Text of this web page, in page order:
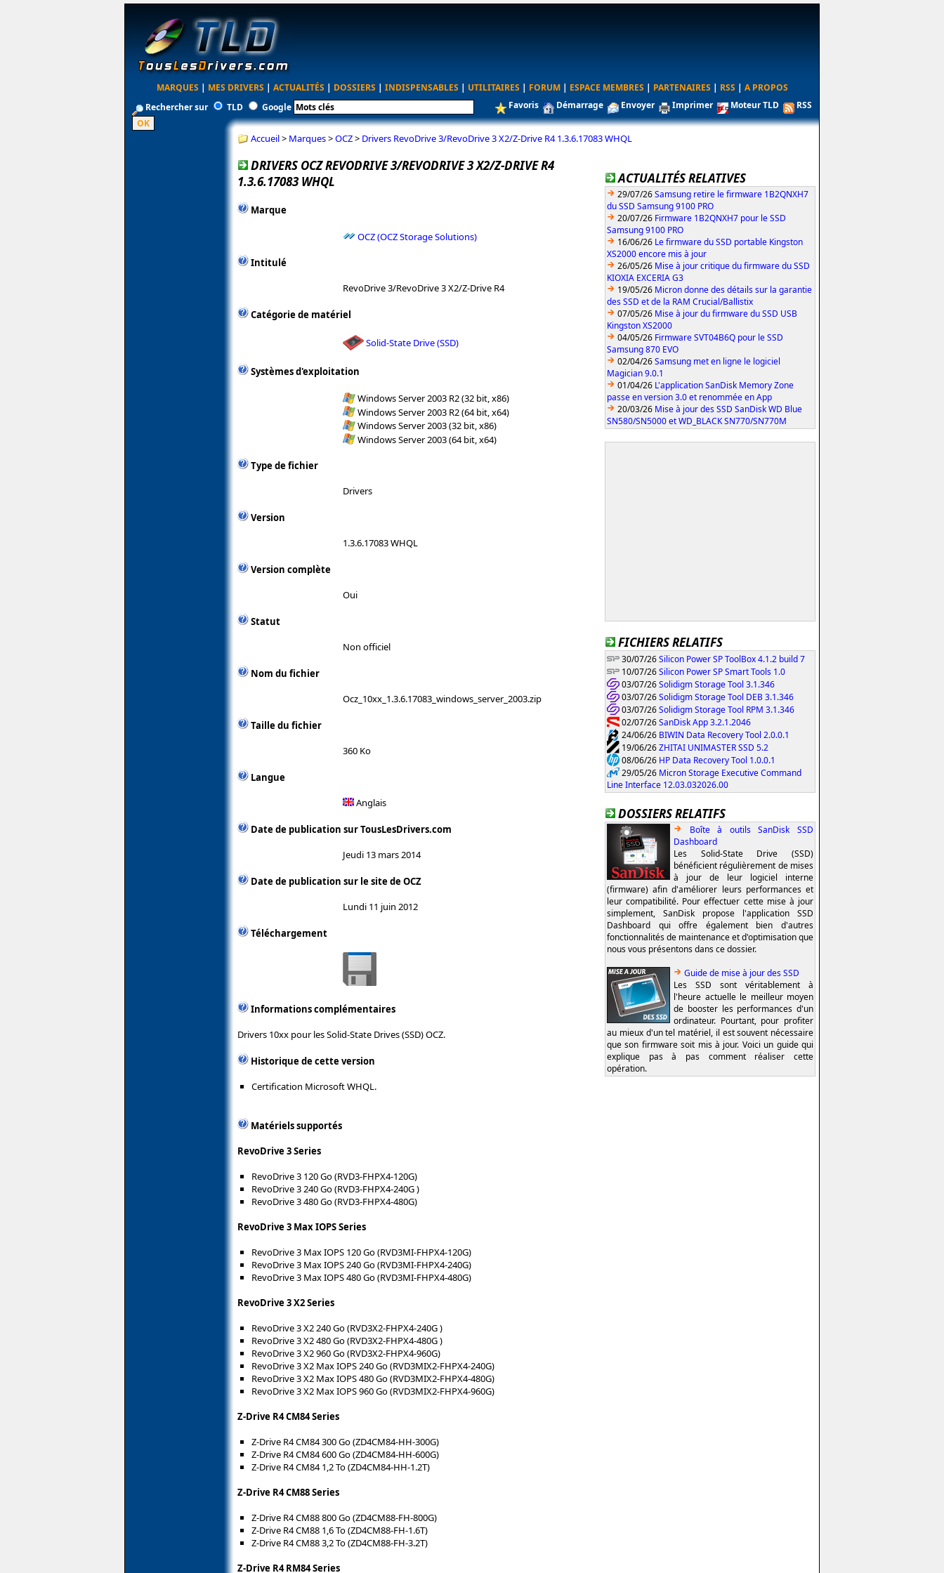
MARQUES | MES DRIVERS | ACTUALITÉS | DOSSIERS | INDISPENSABLES | UTILITAIRES | FORUM | ESPACE MEMBRES | PARTENAIRES | RSS | A PROPOS
Rechercher sur
TLD Google Favoris Démarrage Envoyer Imprimer Moteur TLD RSS
Accueil> Marques>OCZ> Drivers RevoDrive 3/RevoDrive 3 X2/Z-Drive R4 1.3.6.17083 WHQL
DRIVERS OCZ REVODRIVE 3/REVODRIVE 3 X2/Z-DRIVE R4
1.3.6.17083 WHQL
Marque
OCZ (OCZ Storage Solutions)
Intitulé
RevoDrive 3/RevoDrive 3 X2/Z-Drive R4
Catégorie de matériel
Solid-State Drive (SSD)
Systèmes d'exploitation
Windows Server 2003 R2 (32 bit, x86)
Windows Server 2003 R2 (64 bit, x64)
Windows Server 2003 (32 bit, x86)
Windows Server 2003 (64 bit, x64)
Type de fichier
Drivers
Version
1.3.6.17083 WHQL
Version complète
Oui
Statut
Non officiel
Nom du fichier
Ocz_10xx_1.3.6.17083_windows_server_2003.zip
Taille du fichier
360 Ko
Langue
Anglais
Date de publication sur TousLesDrivers.com
Jeudi 13 mars 2014
Date de publication sur le site de OCZ
Lundi 11 juin 2012
Téléchargement
Informations complémentaires
Drivers 10xx pour les Solid-State Drives (SSD) OCZ.
Historique de cette version
Certification Microsoft WHQL.
Matériels supportés
RevoDrive 3 Series
RevoDrive 3 120 Go (RVD3-FHPX4-120G)
RevoDrive 3 240 Go (RVD3-FHPX4-240G )
RevoDrive 3 480 Go (RVD3-FHPX4-480G)
RevoDrive 3 Max IOPS Series
RevoDrive 3 Max IOPS 120 Go (RVD3MI-FHPX4-120G)
RevoDrive 3 Max IOPS 240 Go (RVD3MI-FHPX4-240G)
RevoDrive 3 Max IOPS 480 Go (RVD3MI-FHPX4-480G)
RevoDrive 3 X2 Series
RevoDrive 3 X2 240 Go (RVD3X2-FHPX4-240G )
RevoDrive 3 X2 480 Go (RVD3X2-FHPX4-480G )
RevoDrive 3 X2 960 Go (RVD3X2-FHPX4-960G)
RevoDrive 3 X2 Max IOPS 240 Go (RVD3MIX2-FHPX4-240G)
RevoDrive 3 X2 Max IOPS 480 Go (RVD3MIX2-FHPX4-480G)
RevoDrive 3 X2 Max IOPS 960 Go (RVD3MIX2-FHPX4-960G)
Z-Drive R4 CM84 Series
Z-Drive R4 CM84 300 Go (ZD4CM84-HH-300G)
Z-Drive R4 CM84 600 Go (ZD4CM84-HH-600G)
Z-Drive R4 CM84 1,2 To (ZD4CM84-HH-1.2T)
Z-Drive R4 CM88 Series
Z-Drive R4 CM88 800 Go (ZD4CM88-FH-800G)
Z-Drive R4 CM88 1,6 To (ZD4CM88-FH-1.6T)
Z-Drive R4 CM88 3,2 To (ZD4CM88-FH-3.2T)
Z-Drive R4 RM84 Series
ACTUALITÉS RELATIVES
29/07/26Samsung retire le firmware 1B2QNXH7
du SSD Samsung 9100 PRO
20/07/26 Firmware 1B2QNXH7 pour le SSD
Samsung 9100 PRO
16/06/26 Le firmware du SSD portable Kingston
XS2000 encore mis à jour
26/05/26 Mise à jour critique du firmware du SSD
KIOXIA EXCERIA G3
19/05/26 Micron donne des détails sur la garantie
des SSD et de la RAM Crucial/Ballistix
07/05/26 Mise à jour du firmware du SSD USB
Kingston XS2000
04/05/26 Firmware SVT04B6Q pour le SSD
Samsung 870 EVO
02/04/26Samsung met en ligne le logiciel
Magician 9.0.1
01/04/26 L'application SanDisk Memory Zone
passe en version 3.0 et renommée en App
20/03/26 Mise à jour des SSD SanDisk WD Blue
SN580/SN5000 et WD_BLACK SN770/SN770M
FICHIERS RELATIFS
30/07/26Silicon Power SP ToolBox 4.1.2 build 7
10/07/26Silicon Power SP Smart Tools 1.0
03/07/26Solidigm Storage Tool 3.1.346
03/07/26Solidigm Storage Tool DEB 3.1.346
03/07/26Solidigm Storage Tool RPM 3.1.346
02/07/26SanDisk App 3.2.1.2046
24/06/26 BIWIN Data Recovery Tool 2.0.0.1
19/06/26ZHITAI UNIMASTER SSD 5.2
08/06/26 HP Data Recovery Tool 1.0.0.1
29/05/26 Micron Storage Executive Command
Line Interface 12.03.032026.00
DOSSIERS RELATIFS
Boîte à outils SanDisk SSD
Dashboard
Les Solid-State Drive (SSD)
bénéficient régulièrement de mises
à jour de leur logiciel interne
(firmware) afin d'améliorer leurs performances et
leur compatibilité. Pour effectuer cette mise à jour
simplement, SanDisk propose l'application SSD
Dashboard qui offre également bien d'autres
fonctionnalités de maintenance et d'optimisation que
nous vous présentons dans ce dossier.
Guide de mise à jour des SSD
Les SSD sont véritablement à
l'heure actuelle le meilleur moyen
de booster les performances d'un
ordinateur. Pourtant, pour profiter
au mieux d'un tel matériel, il est souvent nécessaire
que son firmware soit mis à jour. Voici un guide qui
explique pas à pas comment réaliser cette
opération.